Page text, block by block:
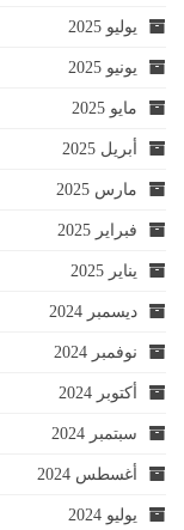
يوليو 2025
يونيو 2025
مايو 2025
أبريل 2025
مارس 2025
فبراير 2025
يناير 2025
ديسمبر 2024
نوفمبر 2024
أكتوبر 2024
سبتمبر 2024
أغسطس 2024
يوليو 2024